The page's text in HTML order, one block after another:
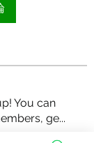
You can
ge...